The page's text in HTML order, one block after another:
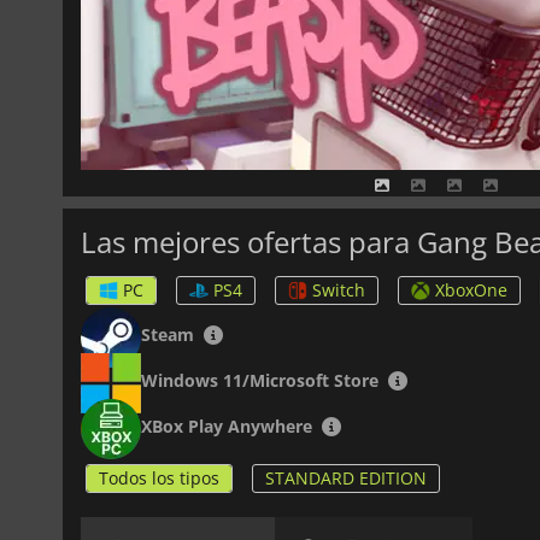
Las mejores ofertas para Gang
PC PS4 Switch XboxOne
Steam
Windows 11/Microsoft Store
XBox Play Anywhere
Todos los tipos STANDARD EDITION